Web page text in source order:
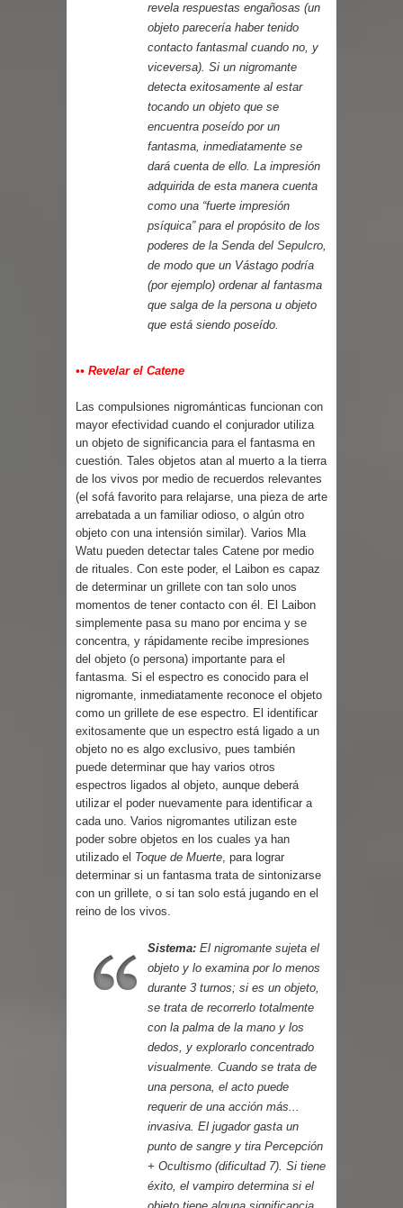
revela respuestas engañosas (un
objeto parecería haber tenido
contacto fantasmal cuando no, y
viceversa). Si un nigromante
detecta exitosamente al estar
tocando un objeto que se
encuentra poseído por un
fantasma, inmediatamente se
dará cuenta de ello. La impresión
adquirida de esta manera cuenta
como una “fuerte impresión
psíquica” para el propósito de los
poderes de la Senda del Sepulcro,
de modo que un Vástago podría
(por ejemplo) ordenar al fantasma
que salga de la persona u objeto
que está siendo poseído.
•• Revelar el Catene
Las compulsiones nigrománticas funcionan con
mayor efectividad cuando el conjurador utiliza
un objeto de significancia para el fantasma en
cuestión. Tales objetos atan al muerto a la tierra
de los vivos por medio de recuerdos relevantes
(el sofá favorito para relajarse, una pieza de arte
arrebatada a un familiar odioso, o algún otro
objeto con una intensión similar). Varios Mla
Watu pueden detectar tales Catene por medio
de rituales. Con este poder, el Laibon es capaz
de determinar un grillete con tan solo unos
momentos de tener contacto con él. El Laibon
simplemente pasa su mano por encima y se
concentra, y rápidamente recibe impresiones
del objeto (o persona) importante para el
fantasma. Si el espectro es conocido para el
nigromante, inmediatamente reconoce el objeto
como un grillete de ese espectro. El identificar
exitosamente que un espectro está ligado a un
objeto no es algo exclusivo, pues también
puede determinar que hay varios otros
espectros ligados al objeto, aunque deberá
utilizar el poder nuevamente para identificar a
cada uno. Varios nigromantes utilizan este
poder sobre objetos en los cuales ya han
utilizado el Toque de Muerte, para lograr
determinar si un fantasma trata de sintonizarse
con un grillete, o si tan solo está jugando en el
reino de los vivos.
Sistema: El nigromante sujeta el
objeto y lo examina por lo menos
durante 3 turnos; si es un objeto,
se trata de recorrerlo totalmente
con la palma de la mano y los
dedos, y explorarlo concentrado
visualmente. Cuando se trata de
una persona, el acto puede
requerir de una acción más...
invasiva. El jugador gasta un
punto de sangre y tira Percepción
+ Ocultismo (dificultad 7). Si tiene
éxito, el vampiro determina si el